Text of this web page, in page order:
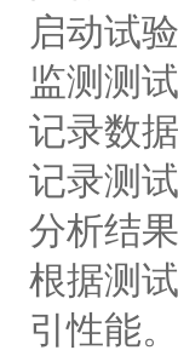
启动试
监测测
记录数
记录测
分析结
根据测
引性能。